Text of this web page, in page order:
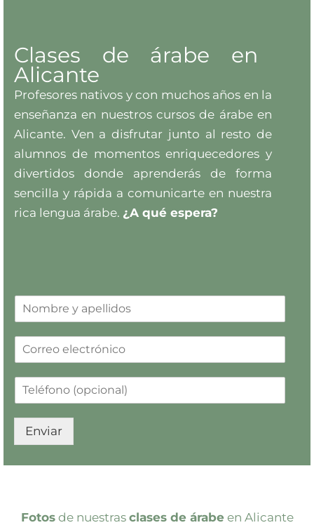
Clases de árabe en
Alicante
Profesores nativos y con muchos años en la
enseñanza en nuestros cursos de árabe en
Alicante. Ven a disfrutar junto al resto de
alumnos de momentos enriquecedores y
divertidos donde aprenderás de forma
sencilla y rápida a comunicarte en nuestra
rica lengua árabe. ¿A qué espera?
c
a
Enviar
Fotosde nuestras clases de árabe en Alicante